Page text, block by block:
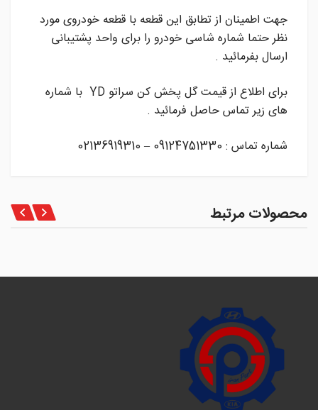
جهت اطمینان از تطابق این قطعه با قطعه خودروی مورد
نظر حتما شماره شاسی خودرو را برای واحد پشتیبانی
ارسال بفرمائید .
برای اطلاع از قیمت گل پخش کن سراتو YD با شماره
های زیر تماس حاصل فرمائید .
شماره تماس : 09124751330 – 02136919310
محصولات مرتبط